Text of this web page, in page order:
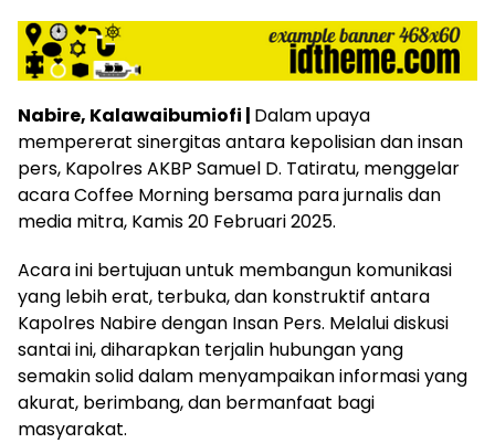
Nabire, Kalawaibumiofi | Dalam upaya
mempererat sinergitas antara kepolisian dan insan
pers, Kapolres AKBP Samuel D. Tatiratu, menggelar
acara Coffee Morning bersama para jurnalis dan
media mitra, Kamis 20 Februari 2025.
Acara ini bertujuan untuk membangun komunikasi
yang lebih erat, terbuka, dan konstruktif antara
Kapolres Nabire dengan Insan Pers. Melalui diskusi
santai ini, diharapkan terjalin hubungan yang
semakin solid dalam menyampaikan informasi yang
akurat, berimbang, dan bermanfaat bagi
masyarakat.